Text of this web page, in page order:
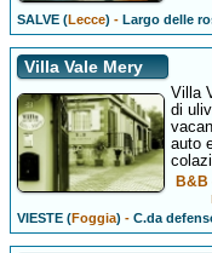
SALVE (Lecce) -Largo delle
Villa Vale Mery
Villa
di
auto
B&B
VIESTE (Foggia) -C.da